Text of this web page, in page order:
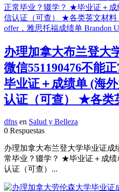
办理加拿大布兰登大
微信551190476不能
毕业证＋成绩单 (海
认证（可查） ★各类
dfns en Salud y Belleza
0 Respuestas
办理加拿大布兰登大学毕业证成
常毕业？辍学？ ★毕业证＋成
认证（可查）...